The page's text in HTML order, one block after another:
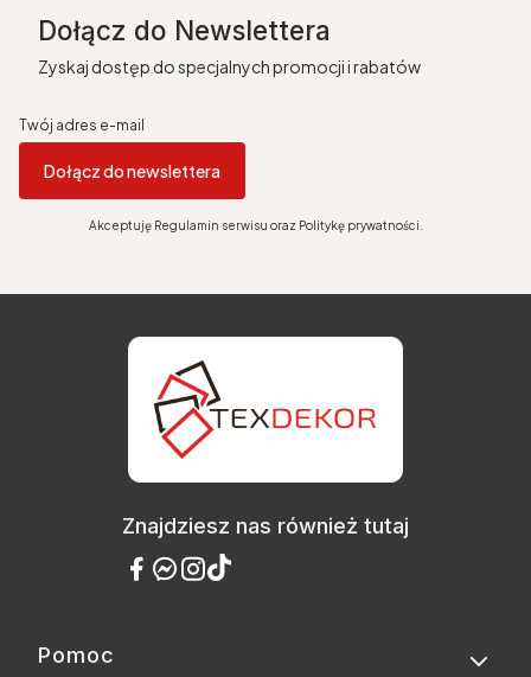
Dołącz do Newslettera
Zyskaj dostęp do specjalnych promocji i rabatów
Twój adres e-mail
Dołącz do newslettera
Akceptuję Regulamin serwisu oraz Politykę prywatności.
Znajdziesz nas również tutaj
Linki w stopce
Pomoc